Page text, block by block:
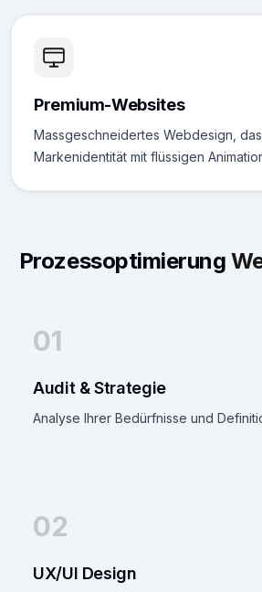
Premium-Websites
Massgeschneidertes Webdesign,
Markenidentität mit flüssigen
Prozessoptimierung
01
Audit & Strategie
Analyse Ihrer Bedürfnisse und
02
UX/UI Design